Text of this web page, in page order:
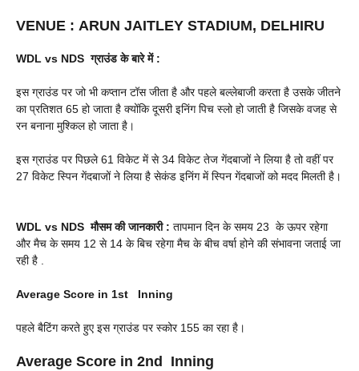
VENUE : ARUN JAITLEY STADIUM, DELHIRU
WDL vs NDSग्राउंड के बारे में :
इस ग्राउंड पर जो भी कप्तान टॉस जीता है और पहले बल्लेबाजी करता है उसके जीतने
का प्रतिशत 65 हो जाता है क्योंकि दूसरी इनिंग पिच स्लो हो जाती है जिसके वजह से
रन बनाना मुश्किल हो जाता है।
इस ग्राउंड पर पिछले 61 विकेट में से 34 विकेट तेज गेंदबाजों ने लिया है तो वहीं पर
27 विकेट स्पिन गेंदबाजों ने लिया है सेकंड इनिंग में स्पिन गेंदबाजों को मदद मिलती है।
WDL vs NDSमौसम की जानकारी : तापमान दिन के समय 23 के ऊपर रहेगा
और मैच के समय 12 से 14 के बिच रहेगा मैच के बीच वर्षा होने की संभावना जताई जा
रही है .
Average Score in 1st Inning
पहले बैटिंग करते हुए इस ग्राउंड पर स्कोर 155 का रहा है।
Average Score in 2nd Inning